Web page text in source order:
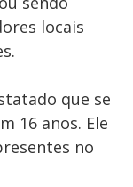
locais
que se
16 anos. Ele
no